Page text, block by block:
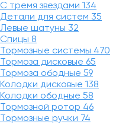
С тремя звездами 134
Детали для систем 35
Левые шатуны 32
Спицы 8
Тормозные системы 470
Тормоза дисковые 65
Тормоза ободные 59
Колодки дисковые 138
Колодки ободные 58
Тормозной ротор 46
Тормозные ручки 74